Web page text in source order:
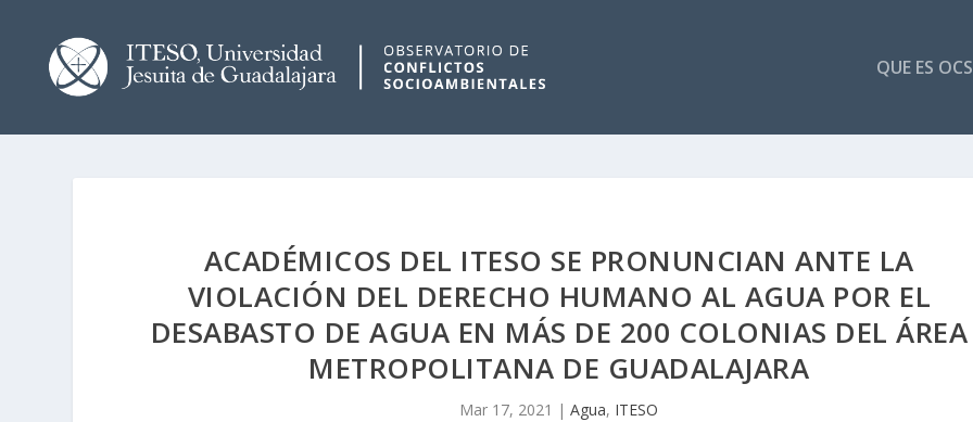
QUE ES
ACADÉMICOS DEL ITESO SE PRONUNCIAN ANTE LA
VIOLACIÓN DEL DERECHO HUMANO AL AGUA POR EL
DESABASTO DE AGUA EN MÁS DE 200 COLONIAS DEL ÁREA
METROPOLITANA DE GUADALAJARA
Mar 17, 2021 |Agua, ITESO